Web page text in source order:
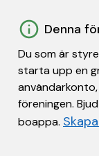
Denna
Du som är
starta upp en
föreningen.
boappa.